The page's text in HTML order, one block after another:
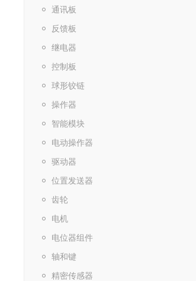
通讯板
反馈板
继电器
控制板
球形铰链
操作器
智能模块
电动操作器
驱动器
位置发送器
齿轮
电机
电位器组件
轴和键
精密传感器